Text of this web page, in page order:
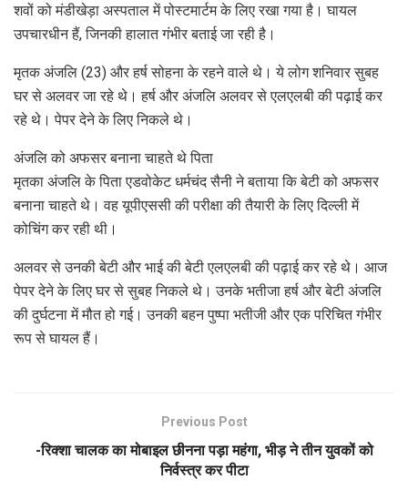
शवों को मंडीखेड़ा अस्पताल में पोस्टमार्टम के लिए रखा गया है। घायल
उपचारधीन हैं, जिनकी हालात गंभीर बताई जा रही है।
मृतक अंजलि (23) और हर्ष सोहना के रहने वाले थे। ये लोग शनिवार सुबह
घर से अलवर जा रहे थे। हर्ष और अंजलि अलवर से एलएलबी की पढ़ाई कर
रहे थे। पेपर देने के लिए निकले थे।
अंजलि को अफसर बनाना चाहते थे पिता
मृतका अंजलि के पिता एडवोकेट धर्मचंद सैनी ने बताया कि बेटी को अफसर
बनाना चाहते थे। वह यूपीएससी की परीक्षा की तैयारी के लिए दिल्ली में
कोचिंग कर रही थी।
अलवर से उनकी बेटी और भाई की बेटी एलएलबी की पढ़ाई कर रहे थे। आज
पेपर देने के लिए घर से सुबह निकले थे। उनके भतीजा हर्ष और बेटी अंजलि
की दुर्घटना में मौत हो गई। उनकी बहन पुष्पा भतीजी और एक परिचित गंभीर
रूप से घायल हैं।
Previous Post
-रिक्शा चालक का मोबाइल छीनना पड़ा महंगा, भीड़ ने तीन युवकों को
निर्वस्त्र कर पीटा